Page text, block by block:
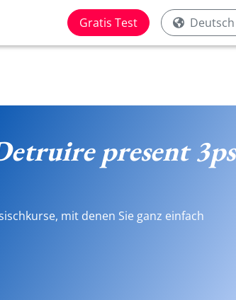
Gratis Test Deutsch
present 3ps
mit denen Sie ganz einfach